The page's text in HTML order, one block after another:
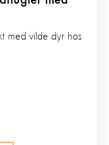
med vilde dyr hos